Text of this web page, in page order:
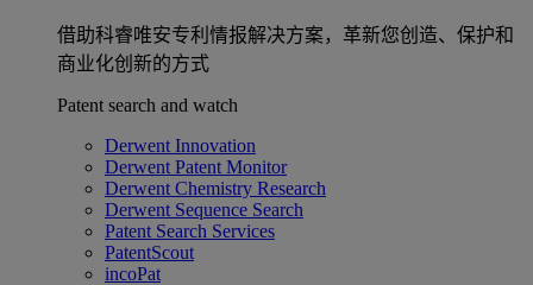
借助科睿唯安专利情报解决方案，革新您创造、保护和
商业化创新的方式
Patent search and watch
Derwent Innovation
Derwent Patent Monitor
Derwent Chemistry Research
Derwent Sequence Search
Patent Search Services
PatentScout
incoPat